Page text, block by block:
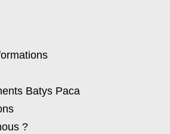
Batys Paca
?